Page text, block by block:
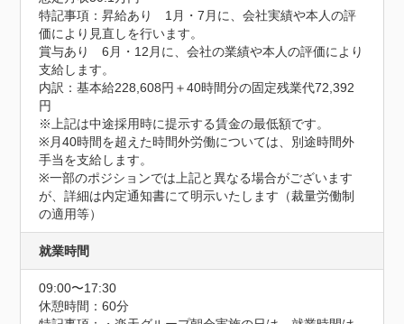
特記事項：昇給あり　1月・7月に、会社実績や本人の評
価により見直しを行います。
賞与あり　6月・12月に、会社の業績や本人の評価により
支給します。
内訳：基本給228,608円＋40時間分の固定残業代72,392
円
※上記は中途採用時に提示する賃金の最低額です。
※月40時間を超えた時間外労働については、別途時間外
手当を支給します。
※一部のポジションでは上記と異なる場合がございます
が、詳細は内定通知書にて明示いたします（裁量労働制
の適用等）
就業時間
09:00〜17:30
休憩時間：60分